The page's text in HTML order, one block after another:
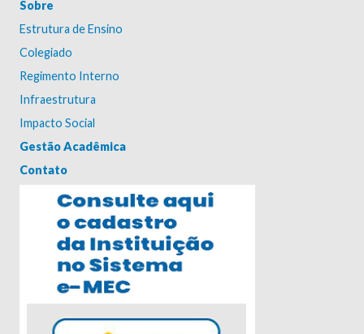
Sobre
Estrutura de Ensino
Colegiado
Regimento Interno
Infraestrutura
Impacto Social
Gestão Acadêmica
Contato